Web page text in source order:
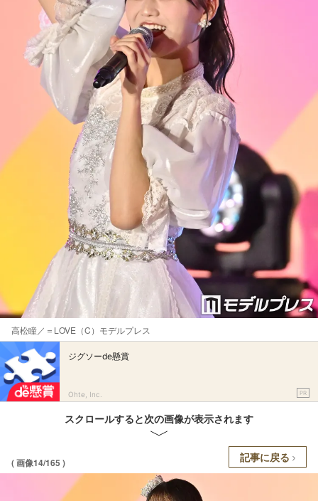
高松瞳／＝LOVE（C）モデルプレス
ジグソーde懸賞
Ohte, Inc. PR
スクロールすると次の画像が表示されます
( 画像14/165 ) 記事に戻る